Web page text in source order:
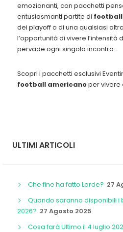
emozionanti, con pacchetti
entusiasmanti partite di
dei playoff o di una qualsiasi
l’opportunità di vivere l’intensità
pervade ogni singolo incontro.
Scopri i pacchetti esclusivi
football americanoper vivere
ULTIMI ARTICOLI
Che fine ha fatto Lorde? 27
Quando saranno disponibili i
2026? 27 Agosto 2025
Cosa farà Ultimo il 4 luglio